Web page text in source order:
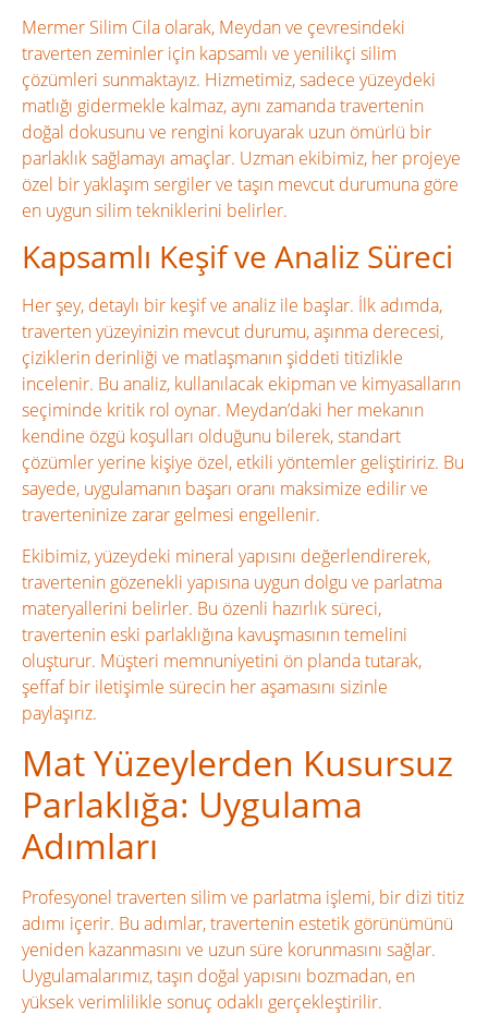
Mermer Silim Cila olarak, Meydan ve çevresindeki
traverten zeminler için kapsamlı ve yenilikçi silim
çözümleri sunmaktayız. Hizmetimiz, sadece yüzeydeki
matlığı gidermekle kalmaz, aynı zamanda travertenin
doğal dokusunu ve rengini koruyarak uzun ömürlü bir
parlaklık sağlamayı amaçlar. Uzman ekibimiz, her projeye
özel bir yaklaşım sergiler ve taşın mevcut durumuna göre
en uygun silim tekniklerini belirler.
Kapsamlı Keşif ve Analiz Süreci
Her şey, detaylı bir keşif ve analiz ile başlar. İlk adımda,
traverten yüzeyinizin mevcut durumu, aşınma derecesi,
çiziklerin derinliği ve matlaşmanın şiddeti titizlikle
incelenir. Bu analiz, kullanılacak ekipman ve kimyasalların
seçiminde kritik rol oynar. Meydan’daki her mekanın
kendine özgü koşulları olduğunu bilerek, standart
çözümler yerine kişiye özel, etkili yöntemler geliştiririz. Bu
sayede, uygulamanın başarı oranı maksimize edilir ve
traverteninize zarar gelmesi engellenir.
Ekibimiz, yüzeydeki mineral yapısını değerlendirerek,
travertenin gözenekli yapısına uygun dolgu ve parlatma
materyallerini belirler. Bu özenli hazırlık süreci,
travertenin eski parlaklığına kavuşmasının temelini
oluşturur. Müşteri memnuniyetini ön planda tutarak,
şeffaf bir iletişimle sürecin her aşamasını sizinle
paylaşırız.
Mat Yüzeylerden Kusursuz
Parlaklığa: Uygulama
Adımları
Profesyonel traverten silim ve parlatma işlemi, bir dizi titiz
adımı içerir. Bu adımlar, travertenin estetik görünümünü
yeniden kazanmasını ve uzun süre korunmasını sağlar.
Uygulamalarımız, taşın doğal yapısını bozmadan, en
yüksek verimlilikle sonuç odaklı gerçekleştirilir.